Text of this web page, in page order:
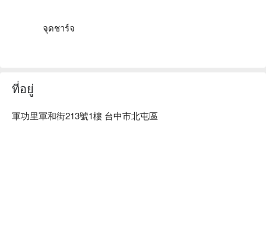
理，結合氣功能量導引，淋巴循環，神經放鬆，創「東昇能量
運動」。提供貴賓一個能深層放鬆，自我覺察，療癒身心靈的
慢性疼痛。 有別於現在主流醫療體系跟物理治療，也不是以
จุดชาร์จ
ที่อยู่
軍功里軍和街213號1樓 台中市北屯區